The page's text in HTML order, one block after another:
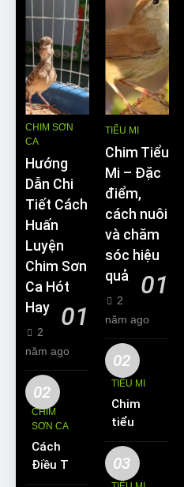
CHIM SƠN
CA
Hướng
Dẫn Chi
Tiết Cách
Huấn
Luyện
Chim Sơn
Ca Hót
Hay
01
2
năm ago
02
CHIM
SƠN CA
Cách
Điều Trị
Hiệu
TIỂU MI
Chim Tiểu
Mi – Đặc
điểm,
cách nuôi
và chăm
sóc hiệu
quả
01
2
năm ago
02
TIỂU MI
Chim
tiểu mi
ăn gì?
Kinh
nghiệm
03